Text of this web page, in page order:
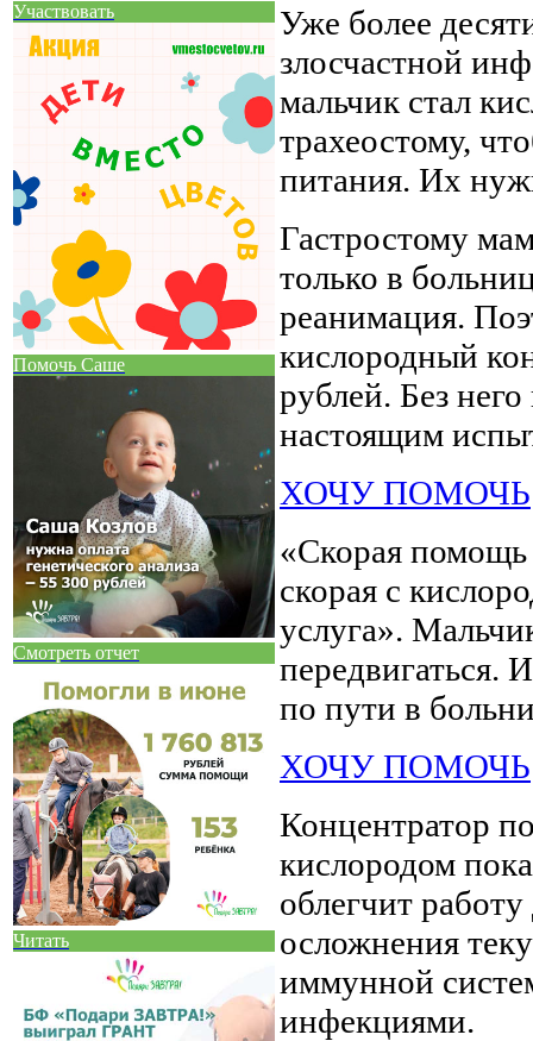
Участвовать
Помочь Саше
Смотреть отчет
Читать
Уже более
злосчастной
мальчик стал
трахеостому,
питания. Их
Гастростому
только в
реанимация.
кислородный
рублей. Без
настоящим
ХОЧУ ПОМОЧЬ
«Скорая помощь
скорая с
услуга».
передвигаться.
по пути в
ХОЧУ ПОМОЧЬ
Концентратор
кислородом
облегчит
осложнения
иммунной
инфекциями.